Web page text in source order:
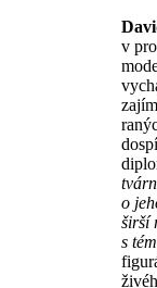
v
o
širší
s